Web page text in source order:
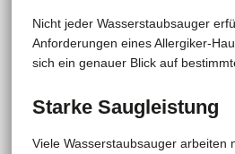
Nicht jeder Wasserstaubsauger
Anforderungen eines Allergiker-
sich ein genauer Blick auf
Starke Saugleistung
Viele Wasserstaubsauger arbeiten